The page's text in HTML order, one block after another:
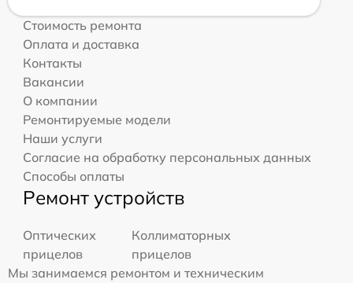
Стоимость ремонта
Оплата и доставка
Контакты
Вакансии
О компании
Ремонтируемые модели
Наши услуги
Согласие на обработку персональных данных
Способы оплаты
Ремонт устройств
Оптических
прицелов
Коллиматорных
прицелов
Мы занимаемся ремонтом и техническим